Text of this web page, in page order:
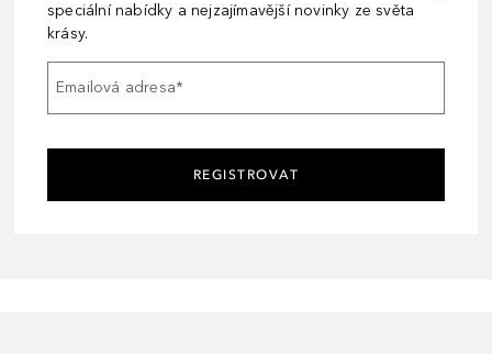
speciální nabídky a nejzajímavější novinky ze světa
krásy.
Emailová adresa*
REGISTROVAT